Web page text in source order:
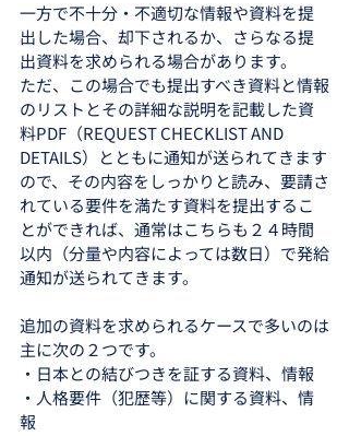
一方で不十分・不適切な情報や資料を提
出した場合、却下されるか、さらなる提
出資料を求められる場合があります。
ただ、この場合でも提出すべき資料と情報
のリストとその詳細な説明を記載した資
料PDF（REQUEST CHECKLIST AND
DETAILS）とともに通知が送られてきます
ので、その内容をしっかりと読み、要請さ
れている要件を満たす資料を提出するこ
とができれば、通常はこちらも２４時間
以内（分量や内容によっては数日）で発給
通知が送られてきます。
追加の資料を求められるケースで多いのは
主に次の２つです。
・日本との結びつきを証する資料、情報
・人格要件（犯歴等）に関する資料、情
報